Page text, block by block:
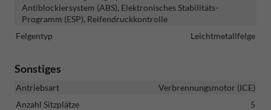
Antiblockiersystem (ABS), Elektronisches Stabilitäts-
Programm (ESP), Reifendruckkontrolle
Felgentyp
Leichtmetallfelge
Sonstiges
Antriebsart
Verbrennungsmotor (ICE)
Anzahl Sitzplätze
5